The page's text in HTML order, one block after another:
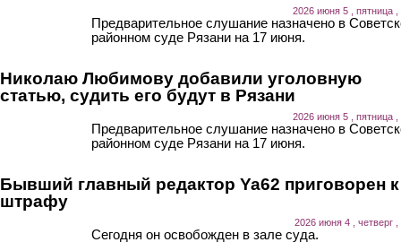
2026 июня 5 , пятница ,
Предварительное слушание назначено в
районном суде Рязани на 17 июня.
Николаю Любимову добавили уголовную
статью, судить его будут в Рязани
2026 июня 5 , пятница ,
Предварительное слушание назначено в
районном суде Рязани на 17 июня.
Бывший главный редактор Ya62 приговорен к
штрафу
2026 июня 4 , четверг ,
Сегодня он освобожден в зале суда.